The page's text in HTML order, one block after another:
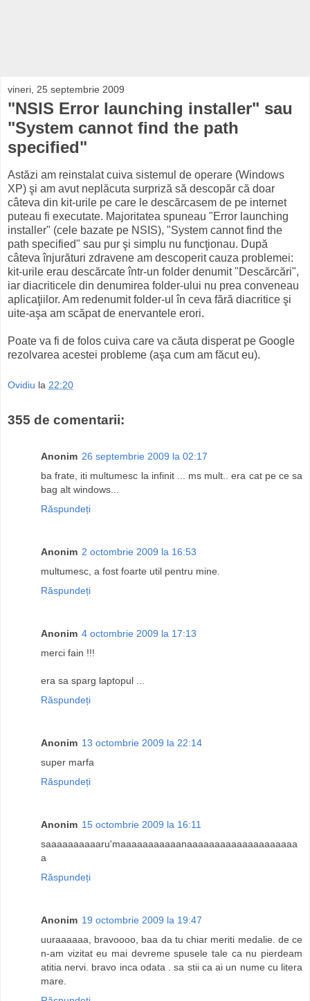
vineri, 25 septembrie 2009
"NSIS Error launching installer" sau
"System cannot find the path
specified"
Astăzi am reinstalat cuiva sistemul de operare (Windows
XP) şi am avut neplăcuta surpriză să descopăr că doar
câteva din kit-urile pe care le descărcasem de pe internet
puteau fi executate. Majoritatea spuneau "Error launching
installer" (cele bazate pe NSIS), "System cannot find the
path specified" sau pur şi simplu nu funcţionau. După
câteva înjurături zdravene am descoperit cauza problemei:
kit-urile erau descărcate într-un folder denumit "Descărcări",
iar diacriticele din denumirea folder-ului nu prea conveneau
aplicaţiilor. Am redenumit folder-ul în ceva fără diacritice şi
uite-aşa am scăpat de enervantele erori.
Poate va fi de folos cuiva care va căuta disperat pe Google
rezolvarea acestei probleme (aşa cum am făcut eu).
Ovidiu la 22:20
355 de comentarii:
Anonim 26 septembrie 2009 la 02:17
ba frate, iti multumesc la infinit ... ms mult.. era cat pe ce sa
bag alt windows...
Răspundeți
Anonim 2 octombrie 2009 la 16:53
multumesc, a fost foarte util pentru mine.
Răspundeți
Anonim 4 octombrie 2009 la 17:13
merci fain !!!
era sa sparg laptopul ...
Răspundeți
Anonim 13 octombrie 2009 la 22:14
super marfa
Răspundeți
Anonim 15 octombrie 2009 la 16:11
saaaaaaaaaaru'maaaaaaaaaaanaaaaaaaaaaaaaaaaaaaa
a
Răspundeți
Anonim 19 octombrie 2009 la 19:47
uuraaaaaa, bravoooo, baa da tu chiar meriti medalie. de ce
n-am vizitat eu mai devreme spusele tale ca nu pierdeam
atitia nervi. bravo inca odata . sa stii ca ai un nume cu litera
mare.